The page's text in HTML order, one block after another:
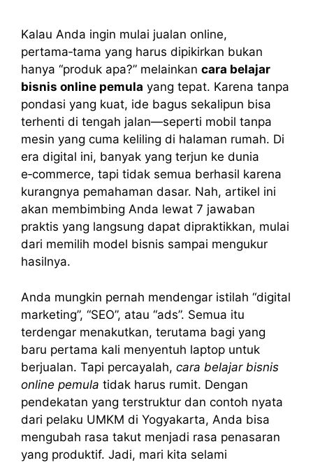
Kalau Anda ingin mulai jualan online,
pertama‑tama yang harus dipikirkan bukan
hanya “produk apa?” melainkan cara belajar
bisnis online pemula yang tepat. Karena tanpa
pondasi yang kuat, ide bagus sekalipun bisa
terhenti di tengah jalan—seperti mobil tanpa
mesin yang cuma keliling di halaman rumah. Di
era digital ini, banyak yang terjun ke dunia
e‑commerce, tapi tidak semua berhasil karena
kurangnya pemahaman dasar. Nah, artikel ini
akan membimbing Anda lewat 7 jawaban
praktis yang langsung dapat dipraktikkan, mulai
dari memilih model bisnis sampai mengukur
hasilnya.
Anda mungkin pernah mendengar istilah “digital
marketing”, “SEO”, atau “ads”. Semua itu
terdengar menakutkan, terutama bagi yang
baru pertama kali menyentuh laptop untuk
berjualan. Tapi percayalah, cara belajar bisnis
online pemula tidak harus rumit. Dengan
pendekatan yang terstruktur dan contoh nyata
dari pelaku UMKM di Yogyakarta, Anda bisa
mengubah rasa takut menjadi rasa penasaran
yang produktif. Jadi, mari kita selami